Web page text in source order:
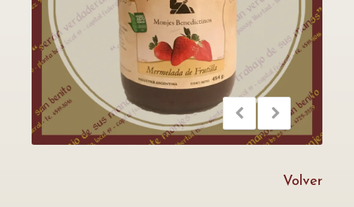
Volver